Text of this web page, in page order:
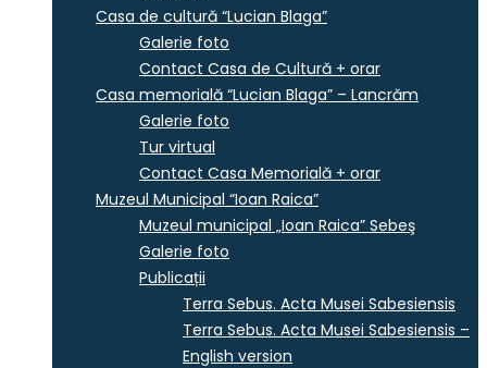
Casa de cultură “Lucian Blaga”
Galerie foto
Contact Casa de Cultură + orar
Casa memorială “Lucian Blaga” – Lancrăm
Galerie foto
Tur virtual
Contact Casa Memorială + orar
Muzeul Municipal “Ioan Raica”
Muzeul municipal „Ioan Raica” Sebeş
Galerie foto
Publicații
Terra Sebus. Acta Musei Sabesiensis
Terra Sebus. Acta Musei Sabesiensis –
English version